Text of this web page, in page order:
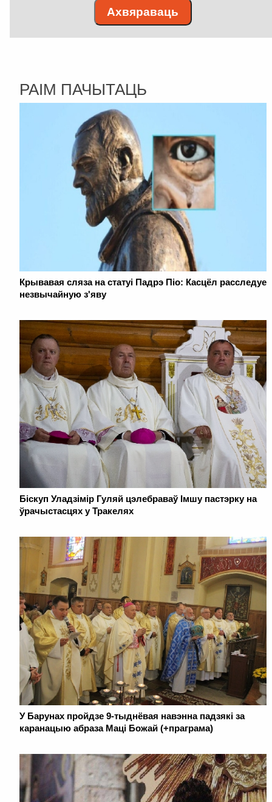
Ахвяраваць
РАІМ ПАЧЫТАЦЬ
Крывавая сляза на статуі Падрэ Піо: Касцёл расследуе
незвычайную з'яву
Біскуп Уладзімір Гуляй цэлебраваў Імшу пастэрку на
ўрачыстасцях у Тракелях
У Барунах пройдзе 9-тыднёвая навэнна падзякі за
каранацыю абраза Маці Божай (+праграма)